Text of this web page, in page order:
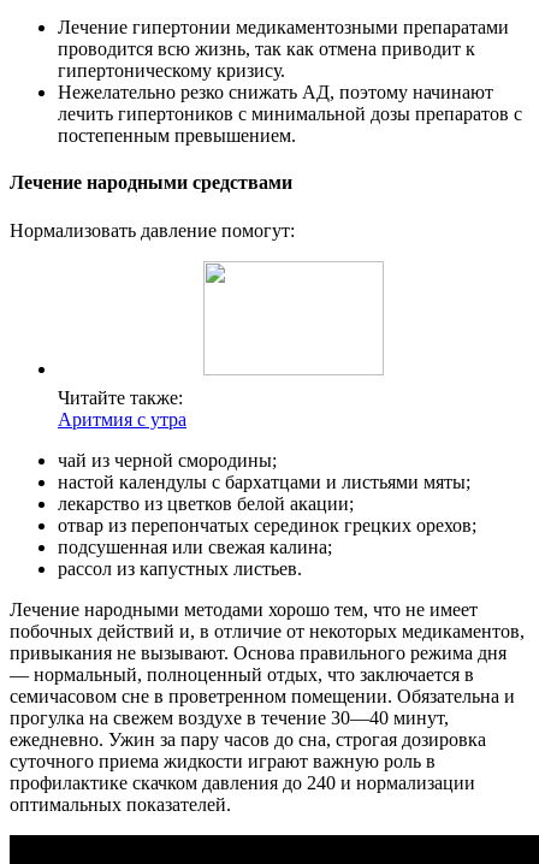
Лечение гипертонии медикаментозными препаратами
проводится всю жизнь, так как отмена приводит к
гипертоническому кризису.
Нежелательно резко снижать АД, поэтому начинают
лечить гипертоников с минимальной дозы препаратов с
постепенным превышением.
Лечение народными средствами
Нормализовать давление помогут:
Читайте также:
Аритмия с утра
чай из черной смородины;
настой календулы с бархатцами и листьями мяты;
лекарство из цветков белой акации;
отвар из перепончатых серединок грецких орехов;
подсушенная или свежая калина;
рассол из капустных листьев.
Лечение народными методами хорошо тем, что не имеет
побочных действий и, в отличие от некоторых медикаментов,
привыкания не вызывают. Основа правильного режима дня
― нормальный, полноценный отдых, что заключается в
семичасовом сне в проветренном помещении. Обязательна и
прогулка на свежем воздухе в течение 30―40 минут,
ежедневно. Ужин за пару часов до сна, строгая дозировка
суточного приема жидкости играют важную роль в
профилактике скачком давления до 240 и нормализации
оптимальных показателей.